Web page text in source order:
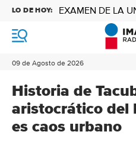
M
n
09 de Agosto de 2026
LO DE HOY: EXAMEN DE LA
Historia de
aristocrático del
es caos urbano